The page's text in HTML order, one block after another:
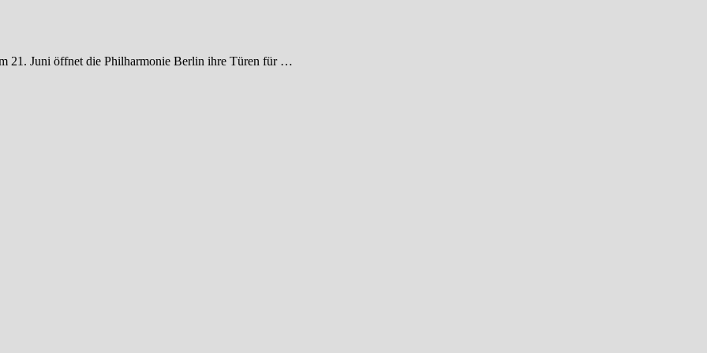
21. Juni öffnet die Philharmonie Berlin ihre Türen für …